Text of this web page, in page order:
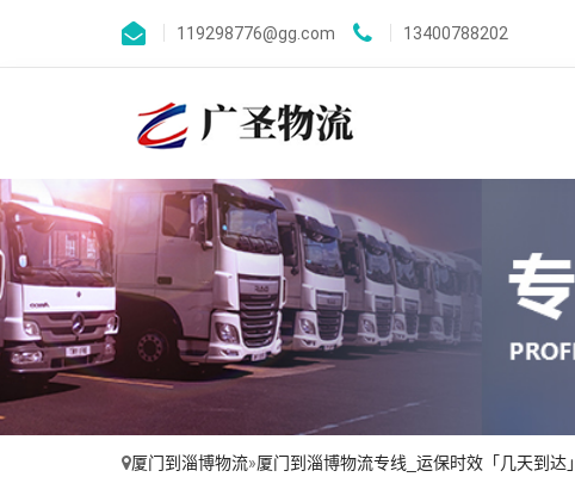
119298776@gg.com 13400788202
厦门到淄博物流»厦门到淄博物流专线_运保时效「几天到达」